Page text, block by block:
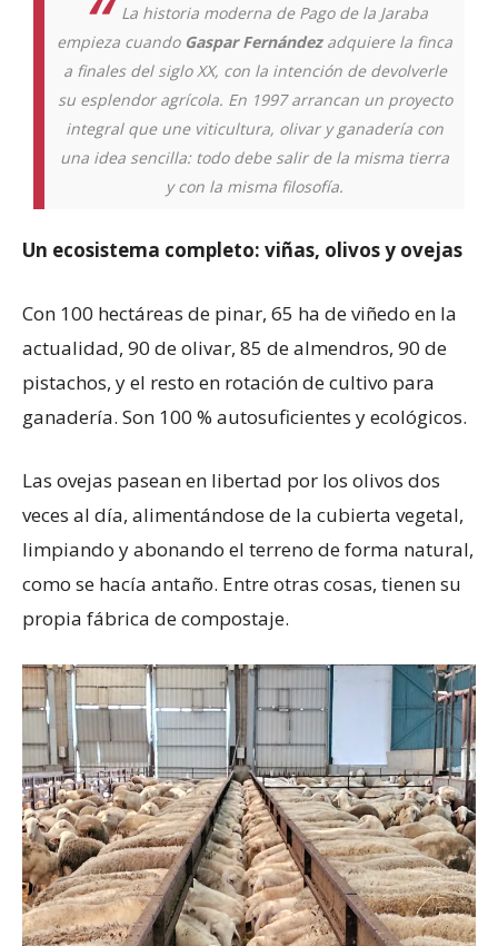
La historia moderna de Pago de la Jaraba
empieza cuando Gaspar Fernándezadquiere la finca
a finales del siglo XX, con la intención de devolverle
su esplendor agrícola. En 1997 arrancan un proyecto
integral que une viticultura, olivar y ganadería con
una idea sencilla: todo debe salir de la misma tierra
y con la misma filosofía.
Un ecosistema completo: viñas, olivos y ovejas
Con 100 hectáreas de pinar, 65 ha de viñedo en la
actualidad, 90 de olivar, 85 de almendros, 90 de
pistachos, y el resto en rotación de cultivo para
ganadería. Son 100 % autosuficientes y ecológicos.
Las ovejas pasean en libertad por los olivos dos
veces al día, alimentándose de la cubierta vegetal,
limpiando y abonando el terreno de forma natural,
como se hacía antaño. Entre otras cosas, tienen su
propia fábrica de compostaje.